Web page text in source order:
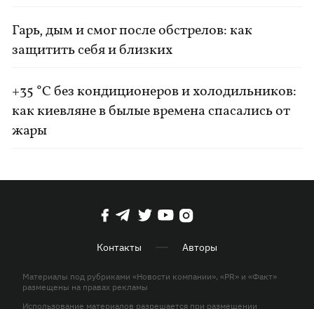
Гарь, дым и смог после обстрелов: как
защитить себя и близких
+35 °C без кондиционеров и холодильников:
как киевляне в былые времена спасались от
жары
Контакты Авторы
Материалы под рубриками «Новости компании», «PR» и «Факт»
размещены на правах рекламы
Использование материалов разрешается при размещении